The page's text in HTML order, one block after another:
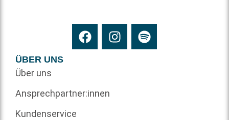
ÜBER UNS
Über uns
Ansprechpartner:innen
Kundenservice